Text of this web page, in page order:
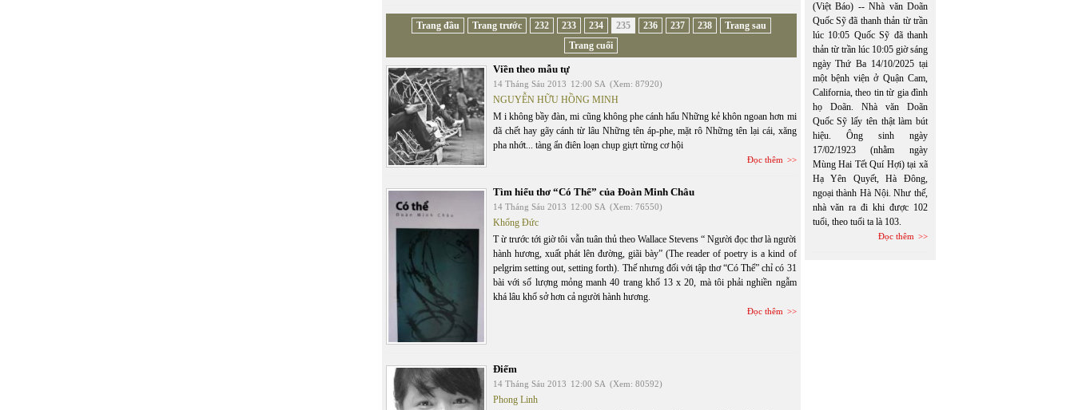
Trang đầu Trang trước 232 233 234 235 236 237 238
Trang sau
Trang cuối
Viền theo mẫu tự
14 Tháng Sáu 2013 12:00 SA (Xem: 87920)
NGUYỄN HỮU HỒNG MINH
M i không bầy đàn, mi cũng không phe cánh hẩu Những kẻ khôn ngoan hơn mi
đã chết hay gãy cánh từ lâu Những tên áp-phe, mặt rô Những tên lại cái, xăng
pha nhớt... tàng ẩn điên loạn chụp giựt từng cơ hội
Đọc thêm
Tìm hiểu thơ “Có Thể” của Đoàn Minh Châu
14 Tháng Sáu 2013 12:00 SA (Xem: 76550)
Khổng Đức
T ừ trước tới giờ tôi vẫn tuân thủ theo Wallace Stevens “ Người đọc thơ là người
hành hương, xuất phát lên đường, giãi bày” (The reader of poetry is a kind of
pelgrim setting out, setting forth). Thế nhưng đối với tập thơ “Có Thể” chỉ có 31
bài với số lượng mỏng manh 40 trang khổ 13 x 20, mà tôi phải nghiền ngẫm
khá lâu khổ sở hơn cả người hành hương.
Đọc thêm
Điếm
14 Tháng Sáu 2013 12:00 SA (Xem: 80592)
Phong Linh
(Việt Báo) -- Nhà văn Doãn
Quốc Sỹ đã thanh thản từ trần
lúc 10:05 Quốc Sỹ đã thanh
thản từ trần lúc 10:05 giờ sáng
ngày Thứ Ba 14/10/2025 tại
một bệnh viện ở Quận Cam,
California, theo tin từ gia đình
họ Doãn. Nhà văn Doãn
Quốc Sỹ lấy tên thật làm bút
hiệu. Ông sinh ngày
17/02/1923 (nhằm ngày
Mùng Hai Tết Quí Hợi) tại xã
Hạ Yên Quyết, Hà Đông,
ngoại thành Hà Nội. Như thế,
nhà văn ra đi khi được 102
tuổi, theo tuổi ta là 103.
Đọc thêm